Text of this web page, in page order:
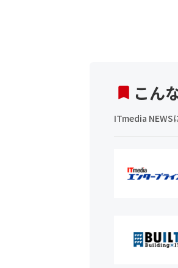
こん
ITmedia NEWS